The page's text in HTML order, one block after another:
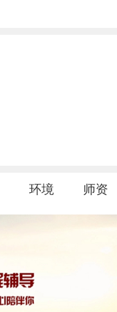
环境 师资